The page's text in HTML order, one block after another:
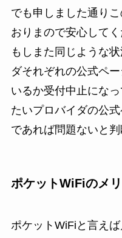
でも申しました通り
おりまので安心してく
もしまた同じような
ダそれぞれの公式ペ
いるか受付中止にな
たいプロバイダの公
であれば問題ないと判
ポケットWiFiのメ
ポケットWiFiと言え